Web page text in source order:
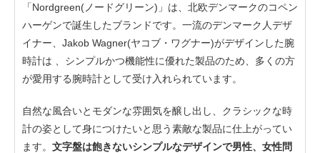
「Nordgreen(ノードグリーン)」は、北欧デンマークのコペン
ハーゲンで誕生したブランドです。一流のデンマーク人デザ
イナー、Jakob Wagner(ヤコブ・ワグナー)がデザインした腕
時計は 、シンプルかつ機能性に優れた製品のため、多くの方
が愛用する腕時計として受け入れられています。
自然な風合いとモダンな雰囲気を醸し出し、クラシックな時
計の姿として身につけたいと思う素敵な製品に仕上がってい
ます。 文字盤は飽きないシンプルなデザインで男性、女性問